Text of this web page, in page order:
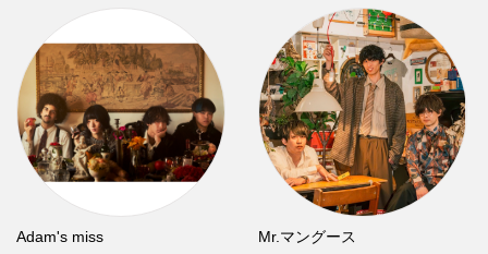
Adam's miss Mr.マングース